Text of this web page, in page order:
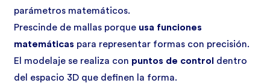
parámetros matemáticos.
Prescinde de mallas porque usa funciones
matemáticas para representar formas con precisión.
El modelaje se realiza con puntos de control
dentro
del espacio 3D que definen la forma.